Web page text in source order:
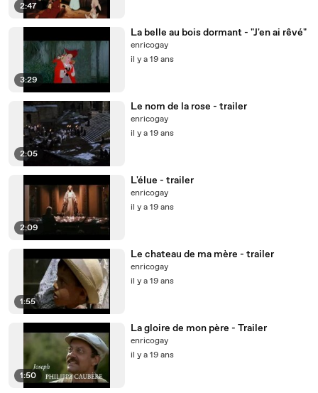
2:47
3:29
La belle au bois dormant - "J'en ai rêvé"
enricogay
il y a 19 ans
2:05
Le nom de la rose - trailer
enricogay
il y a 19 ans
2:09
L'élue - trailer
enricogay
il y a 19 ans
1:55
Le chateau de ma mère - trailer
enricogay
il y a 19 ans
1:50
La gloire de mon père - Trailer
enricogay
il y a 19 ans